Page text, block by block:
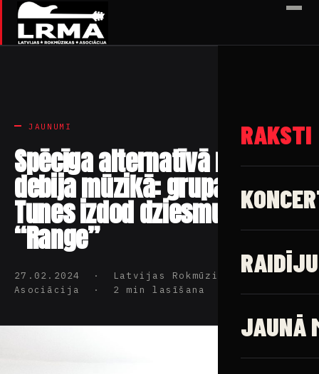
✕
RAKSTI
JAUNĀ
JAUNUMI
Spēcīga alternatīvā roka
debija mūzikā: grupa The
Tunes izdod dziesmu
“Range”
27.02.2024 · Latvijas Rokmūzikas
Asociācija · 2 min lasīšana